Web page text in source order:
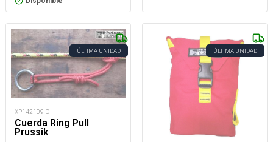
ÚLTIMA UNIDAD
XP142109-C
Cuerda Ring Pull
Prussik
ÚLTIMA UNIDAD